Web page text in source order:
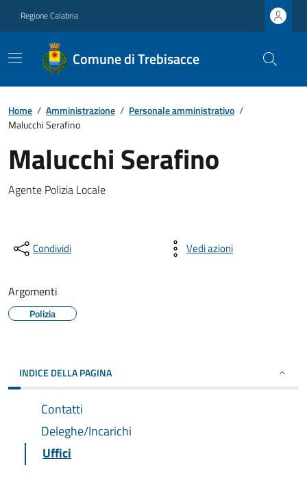
Regione Calabria
Comune di Trebisacce
Home / Amministrazione / Personale amministrativo /
Malucchi Serafino
Malucchi Serafino
Agente Polizia Locale
Condividi Vedi azioni
Argomenti
Polizia
INDICE DELLA PAGINA
Contatti
Deleghe/Incarichi
Uffici